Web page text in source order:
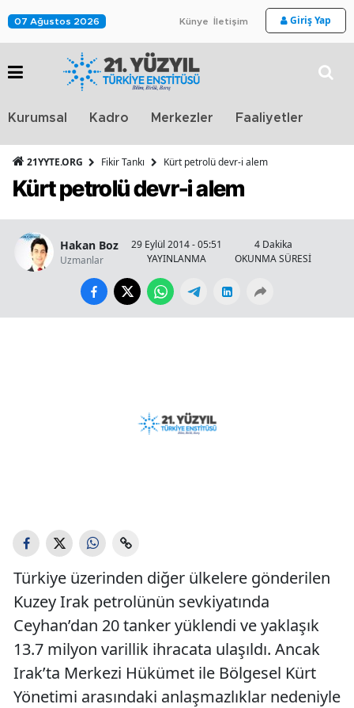
07 Ağustos 2026 Künye İletişim Giriş Yap
Kurumsal Kadro Merkezler Faaliyetler
21YYTE.ORG Fikir Tankı Kürt petrolü devr-i alem
Kürt petrolü devr-i alem
Hakan Boz
Uzmanlar
29 Eylül 2014 - 05:51
YAYINLANMA
4 Dakika
OKUNMA SÜRESİ
Türkiye üzerinden diğer ülkelere gönderilen
Kuzey Irak petrolünün sevkiyatında
Ceyhan’dan 20 tanker yüklendi ve yaklaşık
13.7 milyon varillik ihracata ulaşıldı. Ancak
Irak’ta Merkezi Hükümet ile Bölgesel Kürt
Yönetimi arasındaki anlaşmazlıklar nedeniyle